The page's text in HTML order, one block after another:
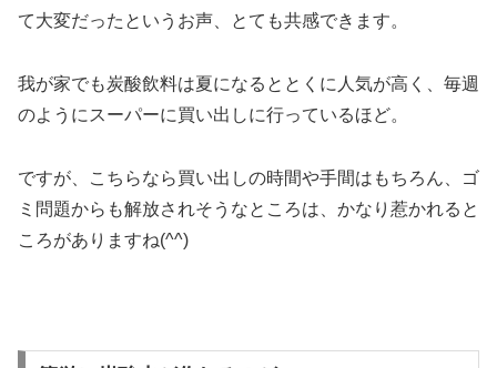
て大変だったというお声、とても共感できます。
我が家でも炭酸飲料は夏になるととくに人気が高く、毎週
のようにスーパーに買い出しに行っているほど。
ですが、こちらなら買い出しの時間や手間はもちろん、ゴ
ミ問題からも解放されそうなところは、かなり惹かれると
ころがありますね(^^)